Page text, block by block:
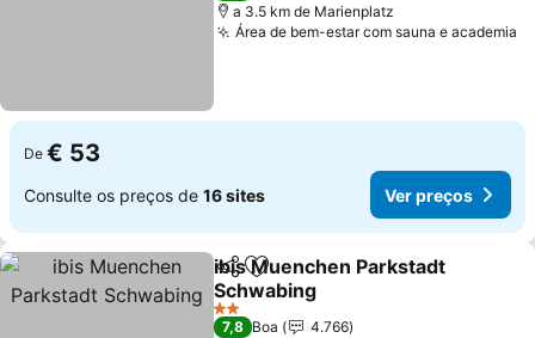
a 3.5 km de Marienplatz
Área de bem-estar com sauna e academia
De € 53
Consulte os preços de 16 sites Ver preços
PartilharAdicionar aos favoritos
ibis Muenchen Parkstadt
Schwabing
2 Estrelas
7,8 Boa
4.766